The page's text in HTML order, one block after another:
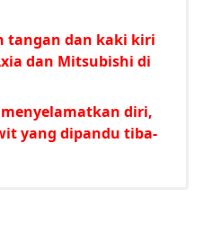
tangan dan kaki kiri
dan Mitsubishi di
diri,
yang dipandu tiba-